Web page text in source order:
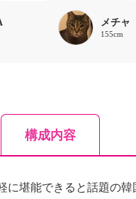
メチャ
155cm
構成内容
に堪能できると話題の韓